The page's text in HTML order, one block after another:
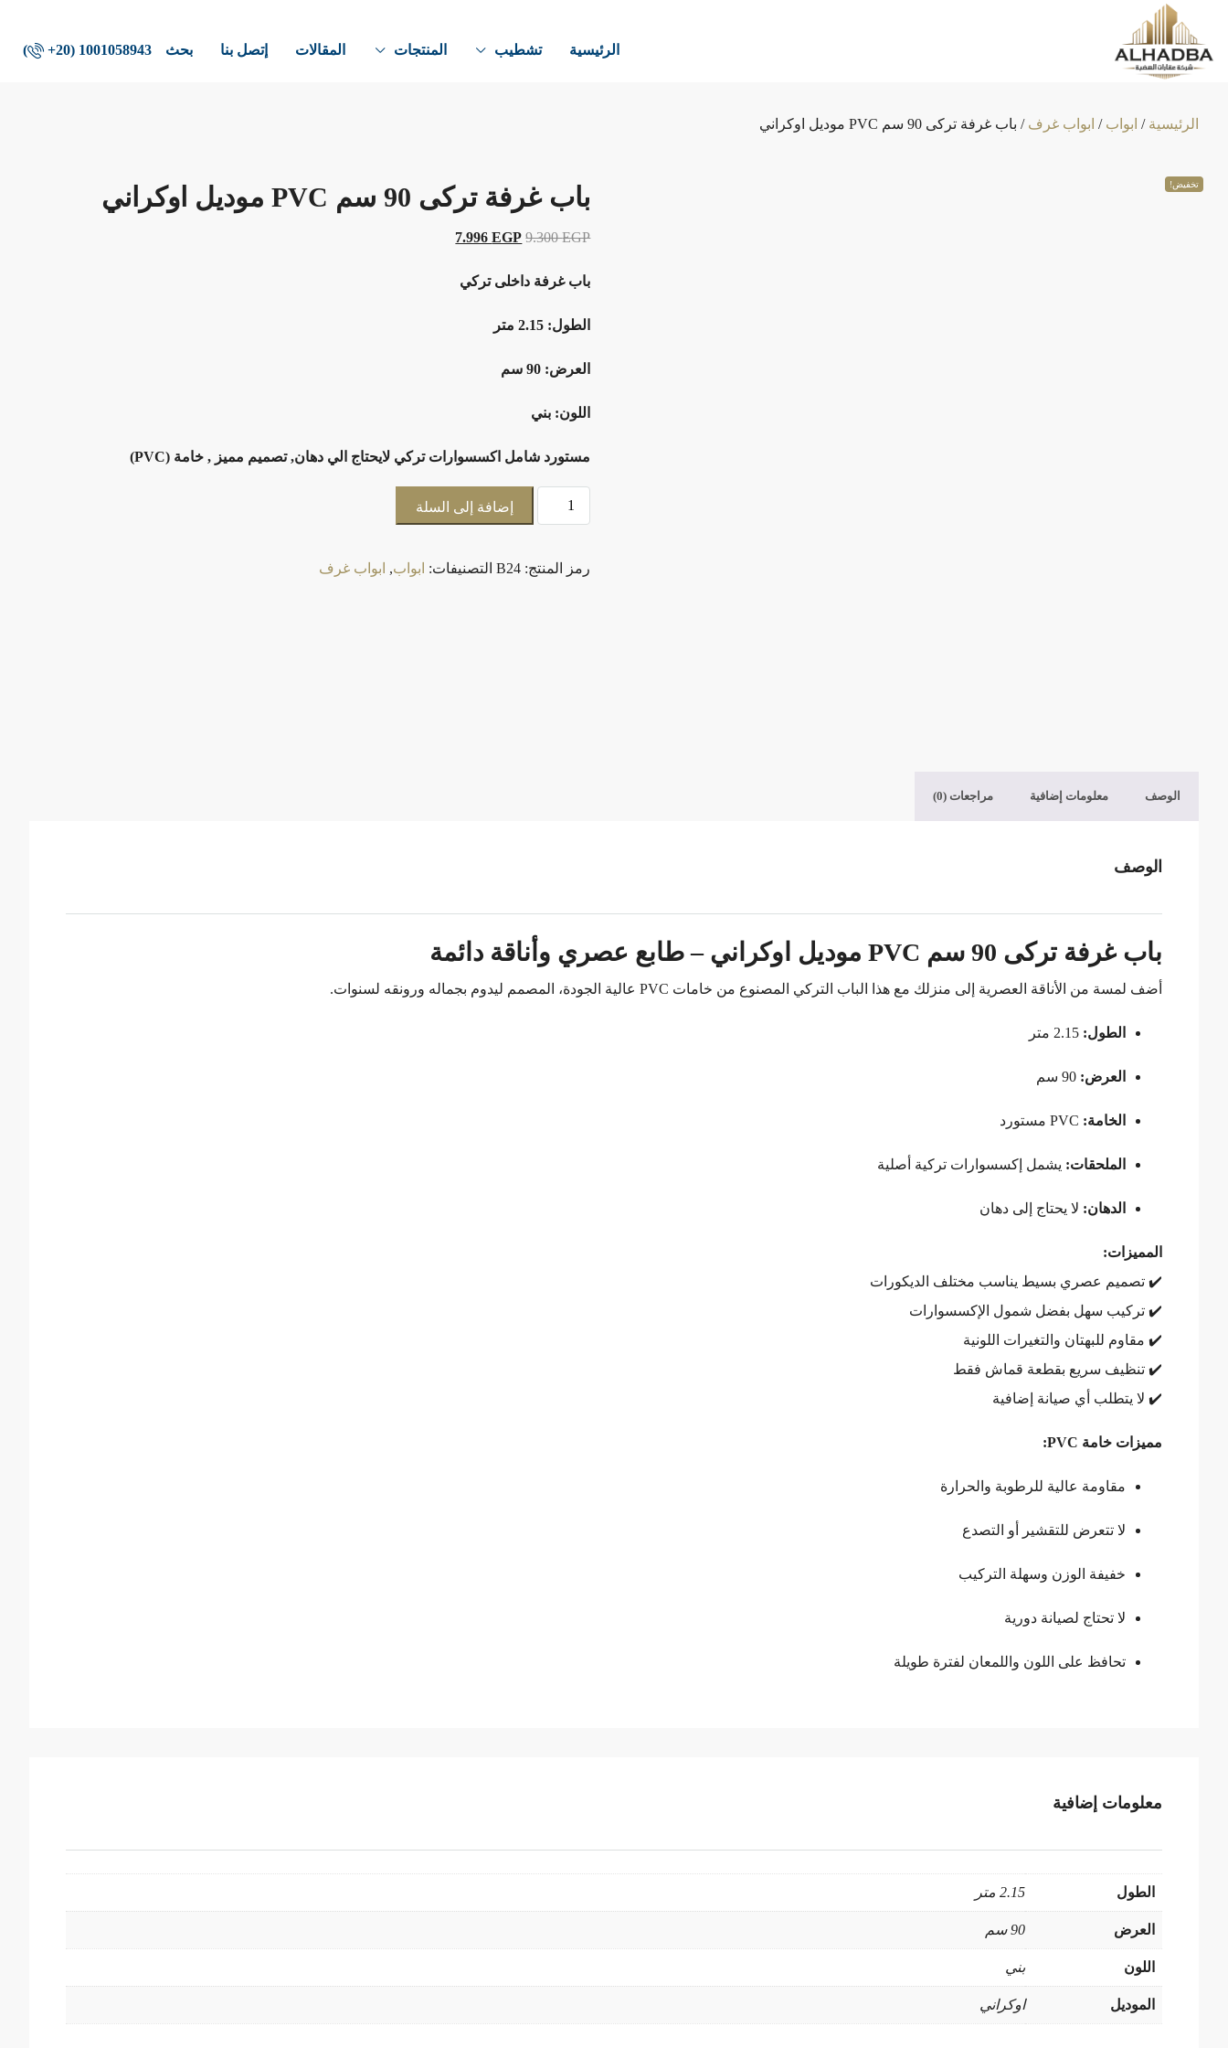
الرئيسية تشطيب المنتجات المقالات إتصل بنا بحث ‎+20) 1001058943)
الرئيسية / ابواب / ابواب غرف / باب غرفة تركى 90 سم PVC موديل اوكراني
تخفيض! باب غرفة تركى 90 سم PVC موديل اوكراني
9.300EGP
7.996EGP
باب غرفة داخلى تركي
الطول: 2.15 متر
العرض: 90 سم
اللون: بني
مستورد شامل اكسسوارات تركي لايحتاج الي دهان, تصميم مميز , خامة (PVC)
إضافة إلى السلة
رمز المنتج: B24 التصنيفات: ابواب, ابواب غرف
الوصف معلومات إضافية مراجعات (0)
الوصف
باب غرفة تركى 90 سم PVC موديل اوكراني – طابع عصري وأناقة دائمة
أضف لمسة من الأناقة العصرية إلى منزلك مع هذا الباب التركي المصنوع من خامات PVC عالية الجودة، المصمم ليدوم بجماله ورونقه لسنوات.
الطول:
العرض:
الخامة:
الملحقات: يشمل إكسسوارات تركية أصلية
الدهان: لا يحتاج إلى دهان
المميزات:
✔️ تصميم عصري بسيط يناسب مختلف الديكورات
✔️ تركيب سهل بفضل شمول الإكسسوارات
✔️ مقاوم للبهتان والتغيرات اللونية
✔️ تنظيف سريع بقطعة قماش فقط
✔️ لا يتطلب أي صيانة إضافية
مميزات خامة PVC:
مقاومة عالية للرطوبة والحرارة
لا تتعرض للتقشير أو التصدع
خفيفة الوزن وسهلة التركيب
لا تحتاج لصيانة دورية
تحافظ على اللون واللمعان لفترة طويلة
معلومات إضافية
الطول 2.15 متر
العرض 90 سم
اللون بني
الموديل اوكراني